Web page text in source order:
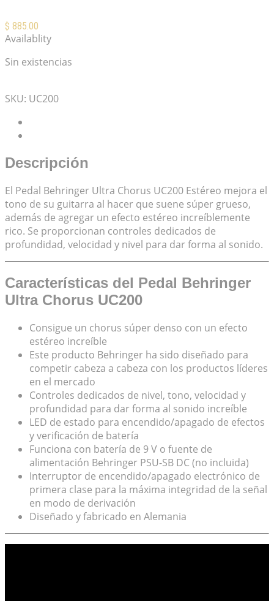
$ 885.00
Availablity
Sin existencias
SKU: UC200
Descripción
El Pedal Behringer Ultra Chorus UC200 Estéreo mejora el
tono de su guitarra al hacer que suene súper grueso,
además de agregar un efecto estéreo increíblemente
rico. Se proporcionan controles dedicados de
profundidad, velocidad y nivel para dar forma al sonido.
Características del Pedal Behringer
Ultra Chorus UC200
Consigue un chorus súper denso con un efecto
estéreo increíble
Este producto Behringer ha sido diseñado para
competir cabeza a cabeza con los productos líderes
en el mercado
Controles dedicados de nivel, tono, velocidad y
profundidad para dar forma al sonido increíble
LED de estado para encendido/apagado de efectos
y verificación de batería
Funciona con batería de 9 V o fuente de
alimentación Behringer PSU-SB DC (no incluida)
Interruptor de encendido/apagado electrónico de
primera clase para la máxima integridad de la señal
en modo de derivación
Diseñado y fabricado en Alemania